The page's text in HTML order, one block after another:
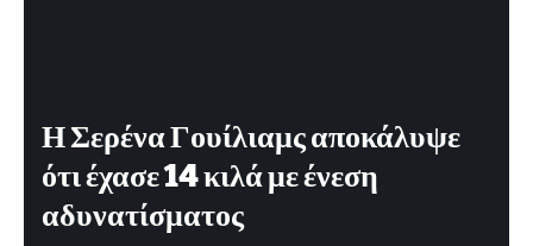
Η Σερένα Γουίλιαμς αποκάλυψε
ότι έχασε 14 κιλά με ένεση
αδυνατίσματος